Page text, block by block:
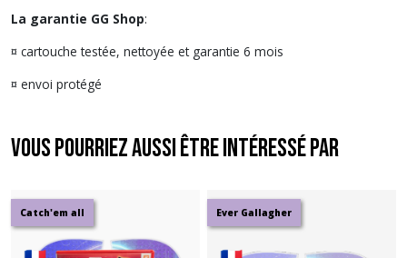
La garantie GG Shop:
¤ cartouche testée, nettoyée et garantie 6 mois
¤ envoi protégé
Vous pourriez aussi être intéressé par
Catch'em all Ever Gallagher